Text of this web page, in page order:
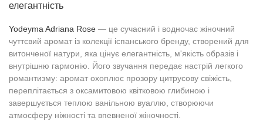
елегантність
Yodeyma Adriana Rose — це сучасний і водночас жіночний
чуттєвий аромат із колекції іспанського бренду, створений для
витонченої натури, яка цінує елегантність, м'якість образів і
внутрішню гармонію. Його звучання передає настрій легкого
романтизму: аромат охоплює прозору цитрусову свіжість,
переплітається з оксамитовою квітковою глибиною і
завершується теплою ванільною вуаллю, створюючи
атмосферу ніжності та впевненої жіночності.